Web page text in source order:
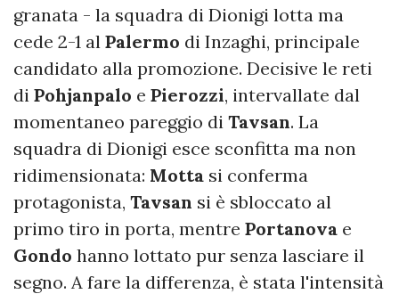
granata - la squadra di Dionigi lotta ma
cede 2-1 al Palermo di Inzaghi, principale
candidato alla promozione. Decisive le reti
di Pohjanpalo e Pierozzi, intervallate dal
momentaneo pareggio di Tavsan. La
squadra di Dionigi esce sconfitta ma non
ridimensionata: Motta si conferma
protagonista, Tavsan si è sbloccato al
primo tiro in porta, mentre Portanova e
Gondo hanno lottato pur senza lasciare il
segno. A fare la differenza, è stata l'intensità